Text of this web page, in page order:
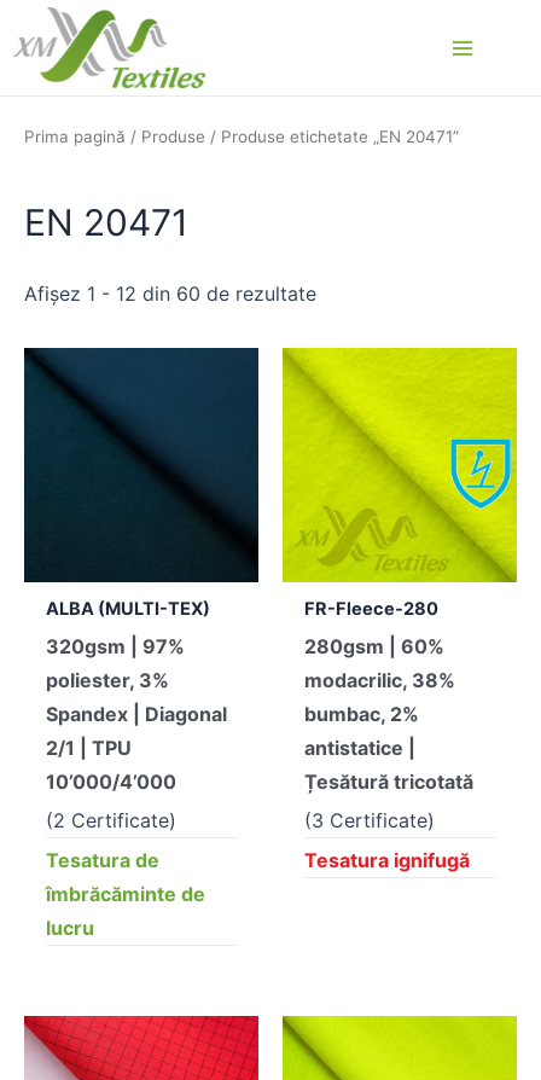
content
Prima pagină / Produse / Produse etichetate „EN 20471”
EN 20471
Afișez 1 - 12 din 60 de rezultate
ALBA (MULTI-TEX)
320gsm | 97%
poliester, 3%
Spandex | Diagonal
2/1 | TPU
10’000/4’000
(2 Certificate)
Tesatura de
îmbrăcăminte de
lucru
FR-Fleece-280
280gsm | 60%
modacrilic, 38%
bumbac, 2%
antistatice |
Țesătură tricotată
(3 Certificate)
Tesatura ignifugă